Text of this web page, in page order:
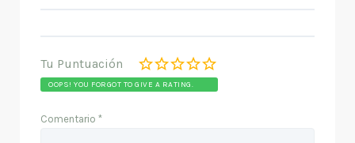
Tu Puntuación
OOPS! YOU FORGOT TO GIVE A RATING.
Comentario *